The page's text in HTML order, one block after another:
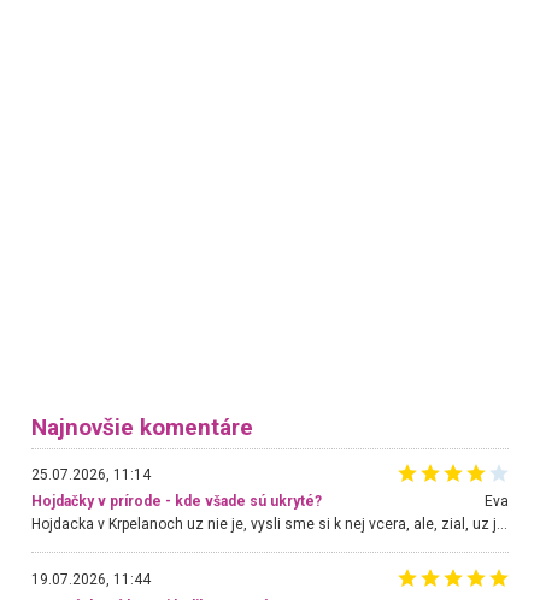
Najnovšie komentáre
25.07.2026, 11:14
Hojdačky v prírode - kde všade sú ukryté?
Eva
Hojdacka v Krpelanoch uz nie je, vysli sme si k nej vcera, ale, zial, uz je znicena. Ak sem planujete cestu len kvoli hojdacke, mozete si ju usetrit. Krasny vyhlad je tu vsak aj bez hojdacky :-)
19.07.2026, 11:44